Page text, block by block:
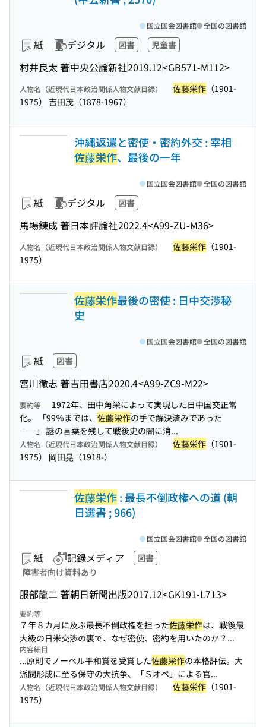
紙 デジタル 図書 児童書
村井良太 著中央公論新社2019.12<GB571-M112>
国立国会図書館 全国の図書館
人物名（近現代日本政治関係人物文献目録） 佐藤栄作 （1901-
1975） 吉田茂（1878-1967）
沖縄返還と密使・密約外交 : 宰相
佐藤栄作、最後の一年
紙 デジタル 図書
馬場錬成 著日本評論社2022.4<A99-ZU-M36>
国立国会図書館 全国の図書館
人物名（近現代日本政治関係人物文献目録） 佐藤栄作 （1901-
1975）
佐藤栄作最後の密使 : 日中交渉秘
史
紙 図書
宮川徹志 著吉田書店2020.4<A99-ZC9-M22>
国立国会図書館 全国の図書館
要約等
1972年、田中角栄によって実現した日中国交正常
化。 「99％までは、 佐藤栄作の手で解決済みであった
――」 謎の言葉を残して戦後史の闇に消...
人物名（近現代日本政治関係人物文献目録） 佐藤栄作 （1901-
1975） 岡田晃（1918-）
佐藤栄作: 最長不倒政権への道 (朝
日選書 ; 966)
紙 記録メディア
図書
障害者向け資料あり
服部龍二 著朝日新聞出版2017.12<GK191-L713>
国立国会図書館 全国の図書館
要約等
７年８カ月に及ぶ最長不倒政権を担った佐藤栄作は、戦後最
大級の日米交渉の裏で、なぜ密使、密約を用いたのか？...
内容細目
...原則でノーベル平和賞を受賞した佐藤栄作の本格評伝。大
派閥形成に至る保守の大抗争、「Ｓオペ」による官...
人物名（近現代日本政治関係人物文献目録） 佐藤栄作 （1901-
1975）